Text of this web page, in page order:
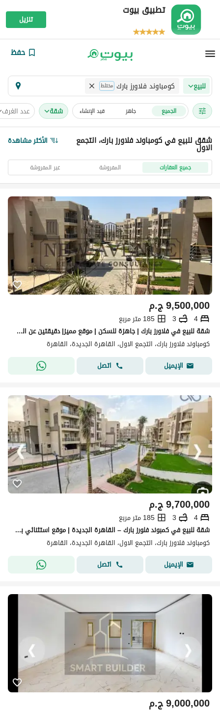
تطبيق بيوت
تنزيل
حفظ
للبيع كومباوند فلاورز بارك مختلط
الجميع جاهز قيد الإنشاء شقة عدد الغرف
شقق للبيع في كومباوند فلاورز بارك، التجمع
الاول الأكثر مشاهدة
جميع العقارات المفروشة غير المفروشة
ج.م9,500,000
4
3
185 متر مربع
شقة للبيع في فلاورز بارك | جاهزة للسكن | موقع مميز| دقيقتين عن الجامعة الأمريكية - Flowers Park
كومباوند فلاورز بارك، التجمع الاول، القاهرة الجديدة، القاهرة
الإيميل
اتصل
ج.م9,700,000
4
3
185 متر مربع
شقة للبيع في كمبوند فلورز بارك – القاهرة الجديدة | موقع استثنائي بجوار الجامعة الأمريكية إذا كنت تبحث عن شقة جاهزة للسكن داخل أحد أرقى كمبوندات القاه
كومباوند فلاورز بارك، التجمع الاول، القاهرة الجديدة، القاهرة
الإيميل
اتصل
ج.م9,000,000